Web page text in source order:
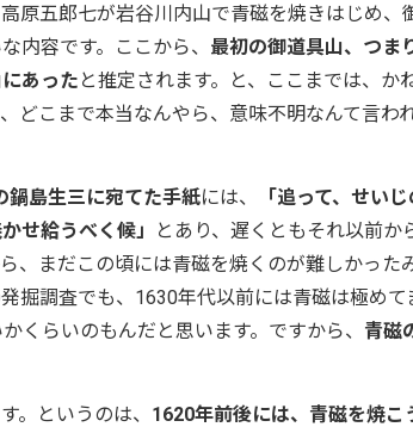
原五郎七が岩谷川内山で青磁を焼きはじめ、
内容です。ここから、 最初の御道具山、つま
あった と推定されます。と、ここまでは、か
どこまで本当なんやら、意味不明なんて言わ
鍋島生三に宛てた手紙には、
「追って、せい
せ給うべく候」
とあり、遅くともそれ以前か
、まだこの頃には青磁を焼くのが難しかった
掘調査でも、1630年代以前には青磁は極めて
くらいのもんだと思います。ですから、 青磁
。というのは、 1620年前後には、青磁を焼こ